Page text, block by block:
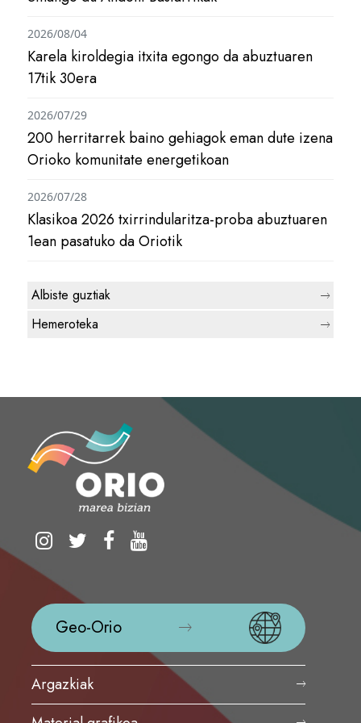
Karela kiroldegia itxita egongo da abuztuaren
17tik 30era
2026/08/04
200 herritarrek baino gehiagok eman dute izena
Orioko komunitate energetikoan
2026/07/29
Klasikoa 2026 txirrindularitza-proba abuztuaren
1ean pasatuko da Oriotik
2026/07/28
Albiste guztiak
Hemeroteka
Geo-Orio
Argazkiak